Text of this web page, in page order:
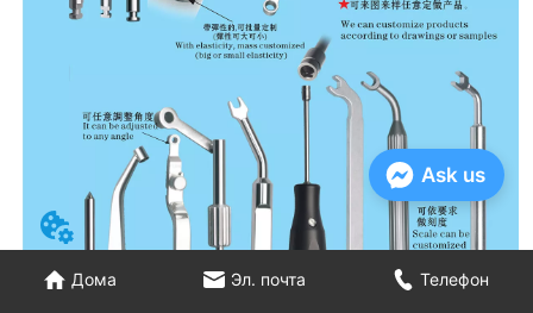
Дома Эл. почта Телефон
Ask us